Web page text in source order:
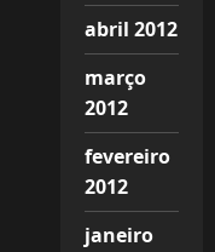
abril 2012
março
2012
fevereiro
2012
janeiro